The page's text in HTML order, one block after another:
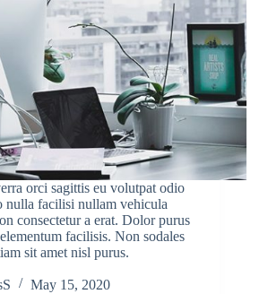
orci sagittis eu volutpat odio
nulla facilisi nullam vehicula
consectetur a erat. Dolor purus
facilisis. Non sodales
sit amet nisl purus.
May 15, 2020